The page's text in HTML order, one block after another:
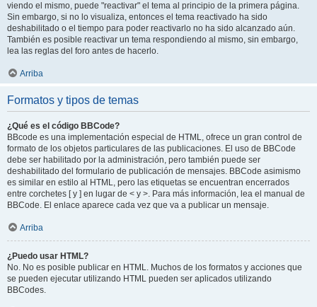
viendo el mismo, puede "reactivar" el tema al principio de la primera página.
Sin embargo, si no lo visualiza, entonces el tema reactivado ha sido
deshabilitado o el tiempo para poder reactivarlo no ha sido alcanzado aún.
También es posible reactivar un tema respondiendo al mismo, sin embargo,
lea las reglas del foro antes de hacerlo.
Arriba
Formatos y tipos de temas
¿Qué es el código BBCode?
BBcode es una implementación especial de HTML, ofrece un gran control de
formato de los objetos particulares de las publicaciones. El uso de BBCode
debe ser habilitado por la administración, pero también puede ser
deshabilitado del formulario de publicación de mensajes. BBCode asimismo
es similar en estilo al HTML, pero las etiquetas se encuentran encerrados
entre corchetes [ y ] en lugar de < y >. Para más información, lea el manual de
BBCode. El enlace aparece cada vez que va a publicar un mensaje.
Arriba
¿Puedo usar HTML?
No. No es posible publicar en HTML. Muchos de los formatos y acciones que
se pueden ejecutar utilizando HTML pueden ser aplicados utilizando
BBCodes.